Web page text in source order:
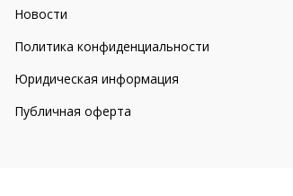
Новости
Политика конфиденциальности
Юридическая информация
Публичная оферта